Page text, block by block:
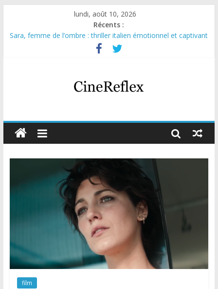
lundi, août 10, 2026
Récents :
Sara, femme de l’ombre : thriller italien émotionnel et captivant
Journal d’une fille larguée : nouvelle série suédoise sur Netflix
Aema : mini-série sur le tournage d’un film érotique devenu
Glass Heart : excellente série musicale avec Takeru Satō
Olympo, saison 1 : nouvelle série qui séduira les fans de
film